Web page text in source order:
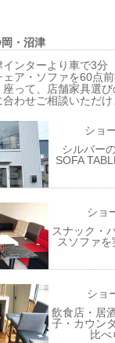
・沼津
ンターより車で3分
ア・ソファを60点前
って、店舗家具選
わせご相談いただけ
ショ
シルバー
SOFA
ショ
スナック・
スソファを
ショ
飲食店・居
子・カウン
比べ